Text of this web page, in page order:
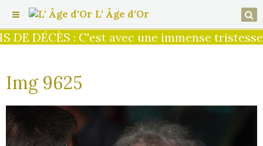
DE DÉCÈS : C'est avec une immense
L' Âge d'Or
Img 9625